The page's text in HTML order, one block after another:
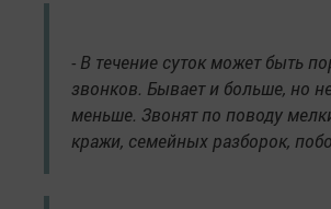
- В течение суток может быть
звонков. Бывает и больше, но
меньше. Звонят по поводу
кражи, семейных разборок,